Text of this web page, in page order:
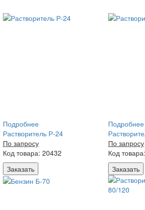
Подробнее
Растворитель Р-24
По запросу
Код товара: 20432
Заказать
Подробнее
По запросу
Код
Заказать